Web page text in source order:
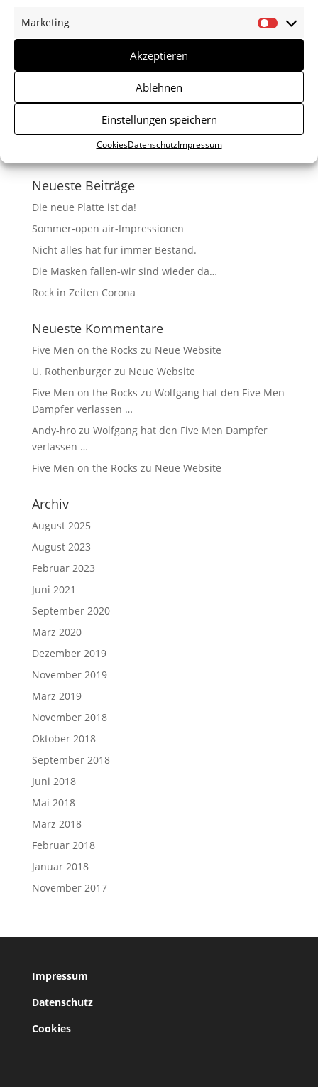
Marketing
Akzeptieren
Ablehnen
Einstellungen speichern
CookiesDatenschutzImpressum
Neueste Beiträge
Die neue Platte ist da!
Sommer-open air-Impressionen
Nicht alles hat für immer Bestand.
Die Masken fallen-wir sind wieder da…
Rock in Zeiten Corona
Neueste Kommentare
Five Men on the Rocks zu Neue Website
U. Rothenburgerzu Neue Website
Five Men on the Rocks zu Wolfgang hat den Five Men
Dampfer verlassen …
Andy-hrozu Wolfgang hat den Five Men Dampfer
verlassen …
Five Men on the Rocks zu Neue Website
Archiv
August 2025
August 2023
Februar 2023
Juni 2021
September 2020
März 2020
Dezember 2019
November 2019
März 2019
November 2018
Oktober 2018
September 2018
Juni 2018
Mai 2018
März 2018
Februar 2018
Januar 2018
November 2017
Impressum
Datenschutz
Cookies